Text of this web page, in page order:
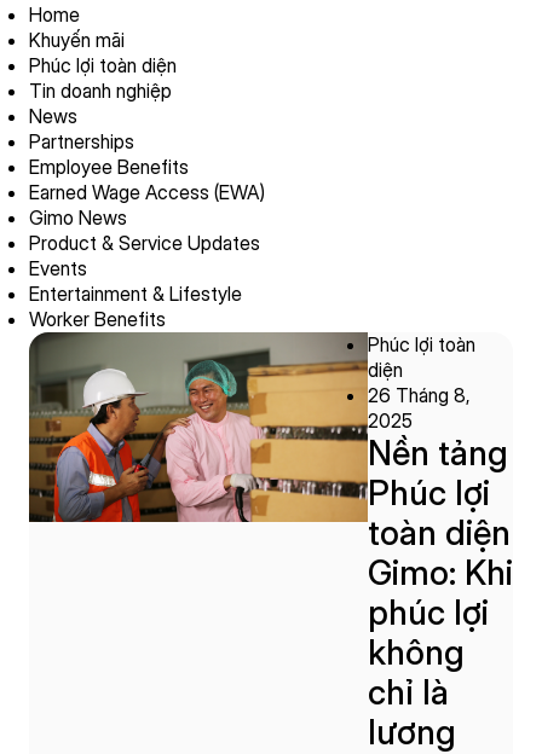
Home
Khuyến mãi
Phúc lợi toàn diện
Tin doanh nghiệp
News
Partnerships
Employee Benefits
Earned Wage Access (EWA)
Gimo News
Product & Service Updates
Events
Entertainment & Lifestyle
Worker Benefits
Phúc lợi toàn
diện
26 Tháng 8,
2025
Nền tảng
Phúc lợi
toàn diện
Gimo: Khi
phúc lợi
không
chỉ là
lương